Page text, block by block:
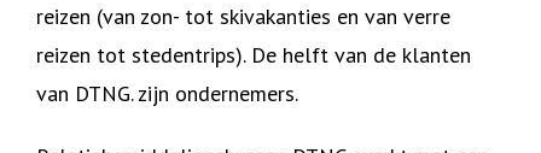
reizen (van zon- tot skivakanties en van verre
reizen tot stedentrips). De helft van de klanten
van DTNG. zijn ondernemers.